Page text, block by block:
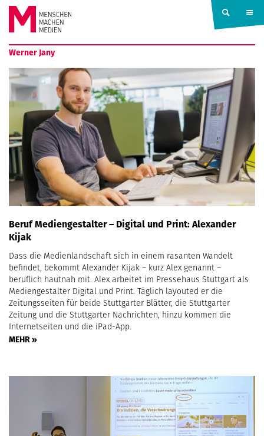
Springe zum Inhalt
MENSCHEN
MACHEN
MEDIEN
Werner Jany
Beruf Mediengestalter – Digital und Print: Alexander
Kijak
Dass die Medienlandschaft sich in einem rasanten Wandelt
befindet, bekommt Alexander Kijak – kurz Alex genannt –
beruflich hautnah mit. Alex arbeitet im Pressehaus Stuttgart als
Mediengestalter Digital und Print. Täglich layouted er die
Zeitungsseiten für beide Stuttgarter Blätter, die Stuttgarter
Zeitung und die Stuttgarter Nachrichten, hinzu kommen die
Internetseiten und die iPad-App.
MEHR »